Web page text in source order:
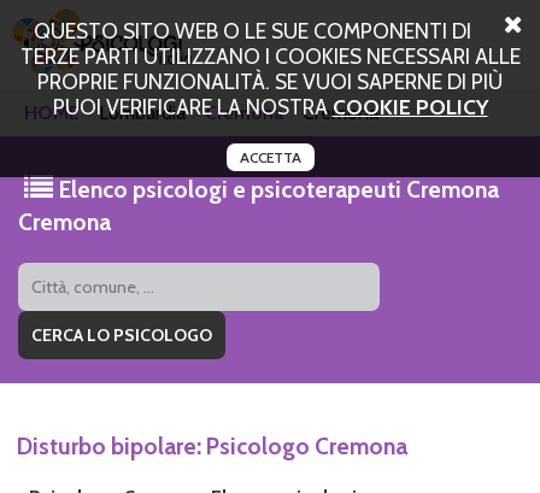
QUESTO SITO WEB O LE SUE COMPONENTI DI
TERZE PARTI UTILIZZANO I COOKIES NECESSARI ALLE
PROPRIE FUNZIONALITÀ. SE VUOI SAPERNE DI PIÙ
PUOI VERIFICARE LA NOSTRACOOKIE POLICY
ACCETTA
HOME Lombardia Cremona Cremona
Elenco psicologi e psicoterapeuti Cremona
Cremona
Disturbo bipolare: Psicologo Cremona